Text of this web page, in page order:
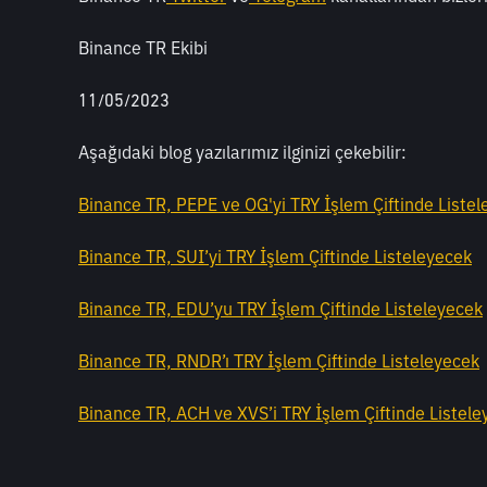
Binance TR Ekibi
11/05/2023
Aşağıdaki blog yazılarımız ilginizi çekebilir:
Binance TR, PEPE ve OG'yi TRY İşlem Çiftinde
Binance TR, SUI’yi TRY İşlem Çiftinde Listeleyecek
Binance TR, EDU’yu TRY İşlem Çiftinde Listeleyecek
Binance TR, RNDR’ı TRY İşlem Çiftinde Listeleyecek
Binance TR, ACH ve XVS’i TRY İşlem Çiftinde